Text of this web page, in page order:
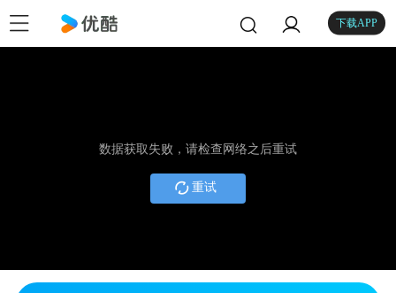
下载APP
数据获取失败，请检查网络之后重试
重试